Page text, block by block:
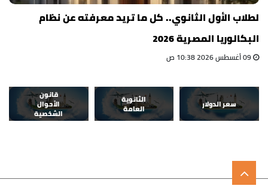
لطلاب الأول الثانوي.. كل ما تريد معرفته عن نظام
البكالوريا المصرية 2026
سعر الدولار
الثانوية
العامة
قانون
الأحوال
الشخصية